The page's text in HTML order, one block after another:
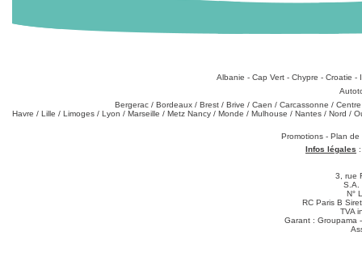
Albanie - Cap Vert- Chypre - Croatie -
Bergerac / Bordeaux / Brest / Brive / Caen / Carcassonne / Centre
Havre / Lille / Limoges / Lyon / Marseille / Metz Nancy / Monde / Mulhouse / Nantes / Nord /
Promotions - Plan
Infos légales
3, rue
S.A.
N°
RC Paris B
TVA
Garant : Groupama